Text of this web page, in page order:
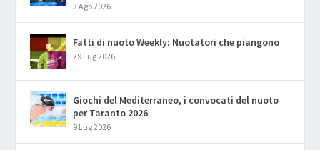
3 Ago 2026
Fatti di nuoto Weekly: Nuotatori che piangono
29 Lug 2026
Giochi del Mediterraneo, i convocati del nuoto
per Taranto 2026
9 Lug 2026